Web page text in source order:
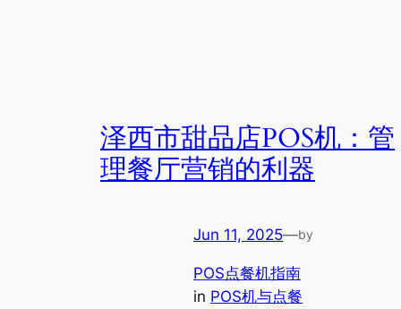
泽西市甜品店POS机：管
理餐厅营销的利器
Jun 11, 2025—by
POS点餐机指南
in POS机与点餐